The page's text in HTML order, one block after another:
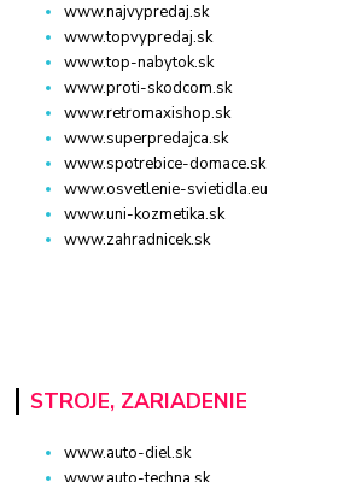
www.najvypredaj.sk
www.topvypredaj.sk
www.top-nabytok.sk
www.proti-skodcom.sk
www.retromaxishop.sk
www.superpredajca.sk
www.spotrebice-domace.sk
www.osvetlenie-svietidla.eu
www.uni-kozmetika.sk
www.zahradnicek.sk
STROJE, ZARIADENIE
www.auto-diel.sk